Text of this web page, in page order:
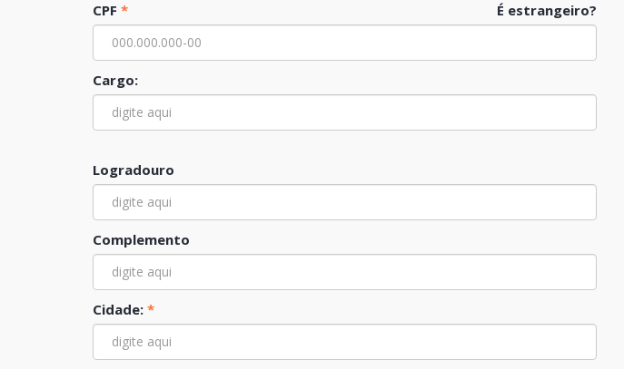
CPF * É estrangeiro?
Cargo:
Logradouro
Complemento
Cidade: *